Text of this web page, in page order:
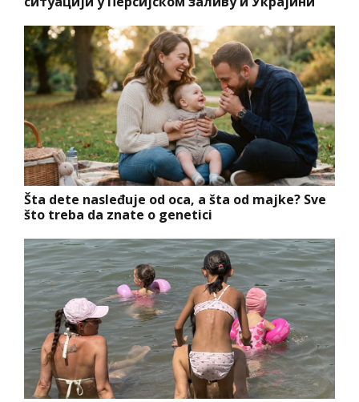
Šta dete nasleđuje od oca, a šta od majke? Sve
što treba da znate o genetici